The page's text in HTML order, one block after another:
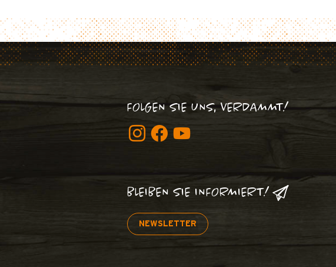
FOLGEN SIE UNS, VERDAMMT!
BLEIBEN SIE INFORMIERT!
NEWSLETTER